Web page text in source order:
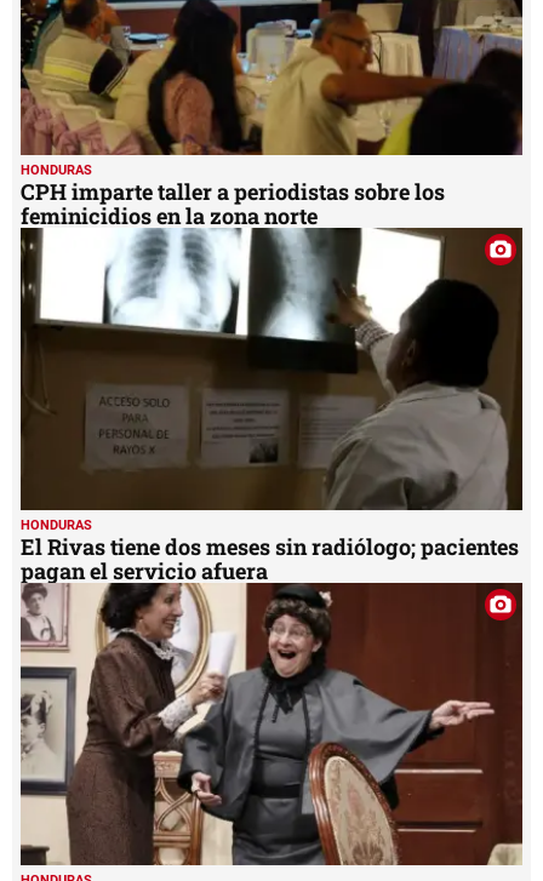
HONDURAS
CPH imparte taller a periodistas sobre los
feminicidios en la zona norte
HONDURAS
El Rivas tiene dos meses sin radiólogo; pacientes
pagan el servicio afuera